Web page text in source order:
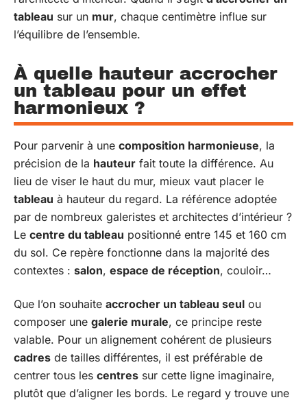
tableau sur un mur, chaque centimètre influe sur
l’équilibre de l’ensemble.
À quelle hauteur accrocher
un tableau pour un effet
harmonieux ?
Pour parvenir à une composition harmonieuse, la
précision de la hauteur fait toute la différence. Au
lieu de viser le haut du mur, mieux vaut placer le
tableau à hauteur du regard. La référence adoptée
par de nombreux galeristes et architectes d’intérieur ?
Le centre du tableau positionné entre 145 et 160 cm
du sol. Ce repère fonctionne dans la majorité des
contextes : salon, espace de réception, couloir…
Que l’on souhaite accrocher un tableau seul ou
composer une galerie murale, ce principe reste
valable. Pour un alignement cohérent de plusieurs
cadres de tailles différentes, il est préférable de
centrer tous les centres sur cette ligne imaginaire,
plutôt que d’aligner les bords. Le regard y trouve une